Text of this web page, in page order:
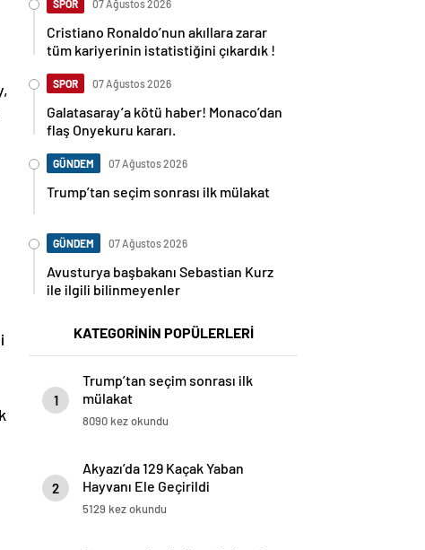
Cristiano Ronaldo’nun akıllara zarar
tüm kariyerinin istatistiğini çıkardık !
Galatasaray’a kötü haber! Monaco’dan
flaş Onyekuru kararı.
Trump’tan seçim sonrası ilk mülakat
Avusturya başbakanı Sebastian Kurz
ile ilgili bilinmeyenler
1
mülakat
8090 kez okundu
2
Hayvanı Ele Geçirildi
5129 kez okundu